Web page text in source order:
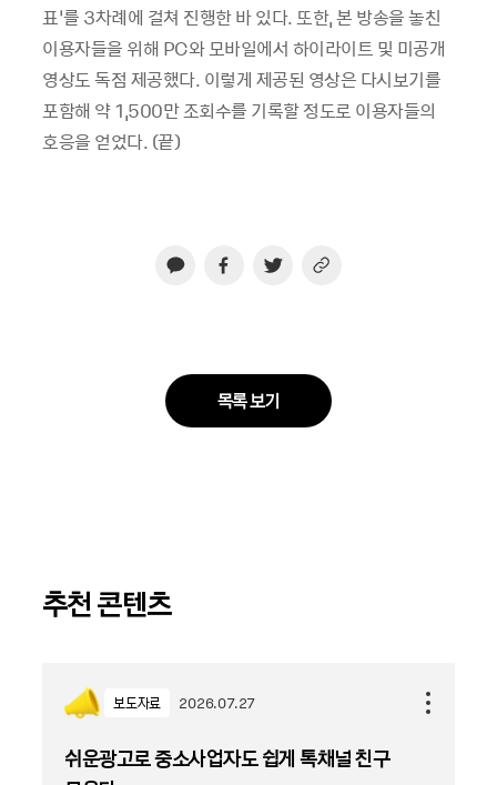
표’를 3차례에 걸쳐 진행한 바 있다. 또한, 본 방송을 놓친
이용자들을 위해 PC와 모바일에서 하이라이트 및 미공개
영상도 독점 제공했다. 이렇게 제공된 영상은 다시보기를
포함해 약 1,500만 조회수를 기록할 정도로 이용자들의
호응을 얻었다. (끝)
목록 보기
추천 콘텐츠
보도자료 2026.07.27
쉬운광고로 중소사업자도 쉽게 톡채널 친구